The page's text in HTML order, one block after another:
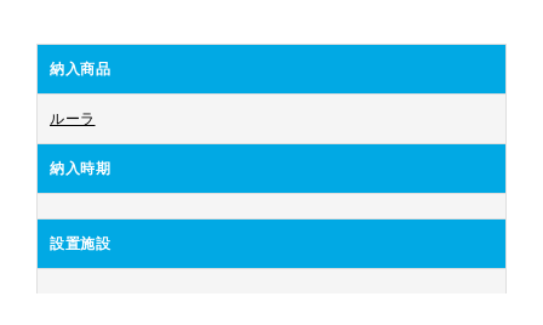
納入商品
ルーラ
納入時期
設置施設